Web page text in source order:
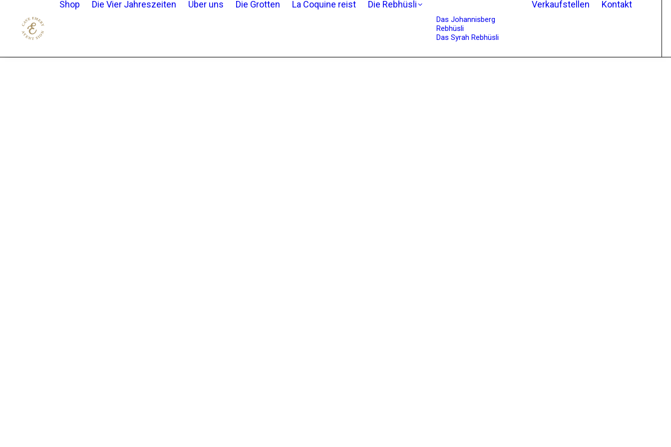
Shop Die Vier Jahreszeiten Über uns Die Grotten La Coquine reist Die Rebhüsli
Das Johannisberg
Rebhüsli
Das Syrah Rebhüsli
Verkaufstellen Kontakt